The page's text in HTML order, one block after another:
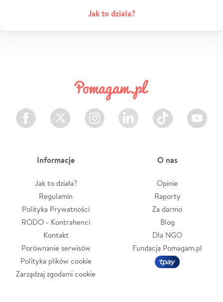
Jak to działa?
Facebook Twitter Instagram LinkedIn TikTok Youtube
Informacje
Jak to działa?
Regulamin
Polityka Prywatności
RODO - Kontrahenci
Kontakt
Porównanie serwisów
Polityka plików cookie
Zarządzaj zgodami cookie
O nas
Opinie
Raporty
Za darmo
Blog
Dla NGO
Fundacja Pomagam.pl